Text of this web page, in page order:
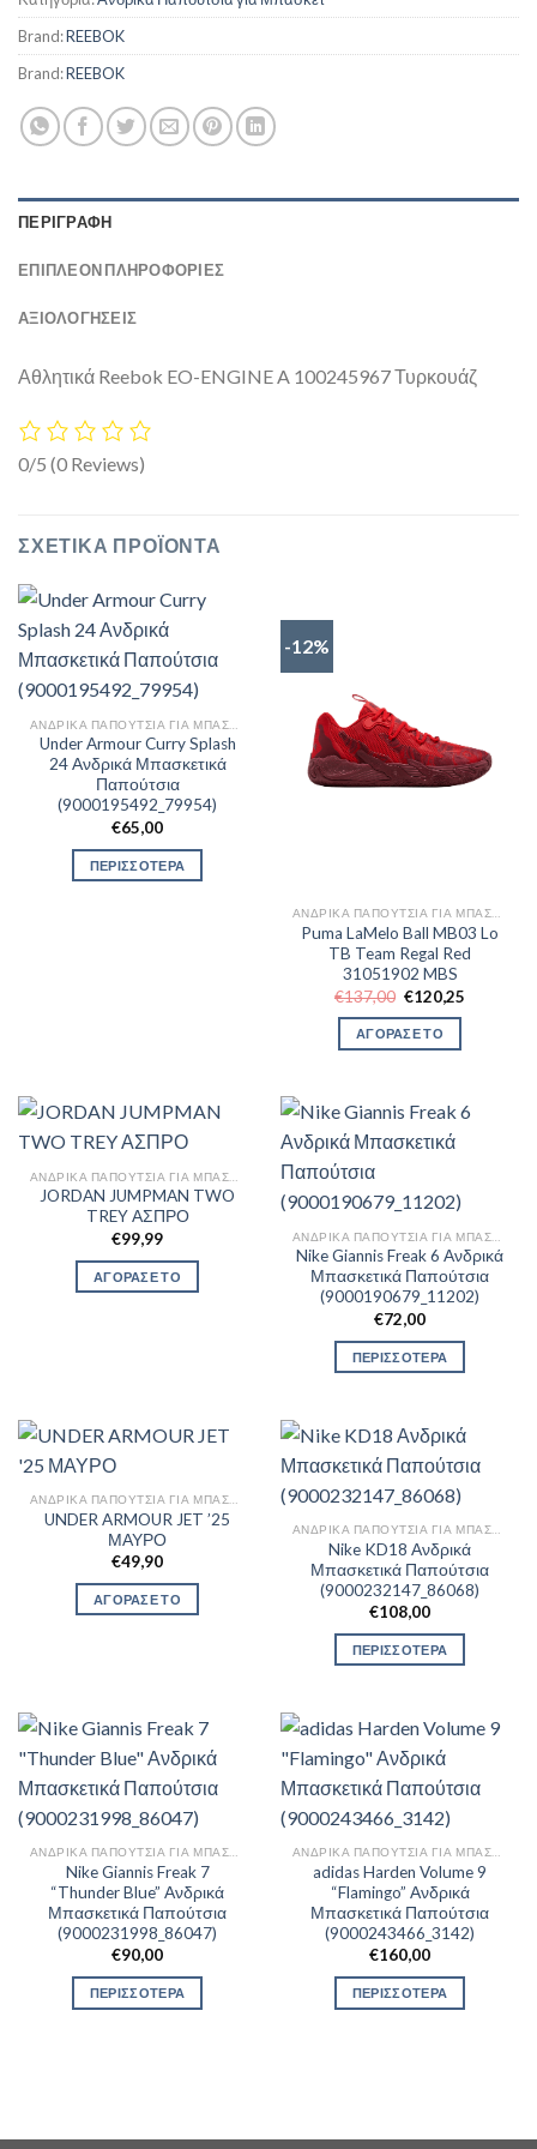
Brand:REEBOK
Brand:REEBOK
ΠΕΡΙΓΡΑΦΉ
ΕΠΙΠΛΈΟΝ ΠΛΗΡΟΦΟΡΊΕΣ
ΑΞΙΟΛΟΓΗΣΕΙΣ
Αθλητικά Reebok EO-ENGINE A 100245967 Τυρκουάζ
0/5 (0 Reviews)
ΣΧΕΤΙΚΆ ΠΡΟΪΌΝΤΑ
Under Armour Curry Splash
24 Ανδρικά Μπασκετικά
Παπούτσια
(9000195492_79954)
€65,00
ΠΕΡΙΣΣΟΤΕΡΑ
-12%
ΑΝΔΡΙΚΆ ΠΑΠΟΎΤΣΙΑ ΓΙΑ ΜΠΆΣΚΕΤ
Puma LaMelo Ball MB03 Lo
TB Team Regal Red
31051902 MBS
€137,00 Original
was:
€137,00.
€120,25
ΑΓΟΡΑΣΕ ΤΟ
JORDAN JUMPMAN TWO
TREY ΑΣΠΡΟ
€99,99
ΑΓΟΡΑΣΕ ΤΟ
Nike Giannis Freak 6 Ανδρικά
Μπασκετικά Παπούτσια
(9000190679_11202)
€72,00
ΠΕΡΙΣΣΟΤΕΡΑ
UNDER ARMOUR JET ’25
ΜΑΥΡΟ
€49,90
ΑΓΟΡΑΣΕ ΤΟ
Nike KD18 Ανδρικά
Μπασκετικά Παπούτσια
(9000232147_86068)
€108,00
ΠΕΡΙΣΣΟΤΕΡΑ
Nike Giannis Freak 7
“Thunder Blue” Ανδρικά
Μπασκετικά Παπούτσια
(9000231998_86047)
€90,00
ΠΕΡΙΣΣΟΤΕΡΑ
adidas Harden Volume 9
“Flamingo” Ανδρικά
Μπασκετικά Παπούτσια
(9000243466_3142)
€160,00
ΠΕΡΙΣΣΟΤΕΡΑ